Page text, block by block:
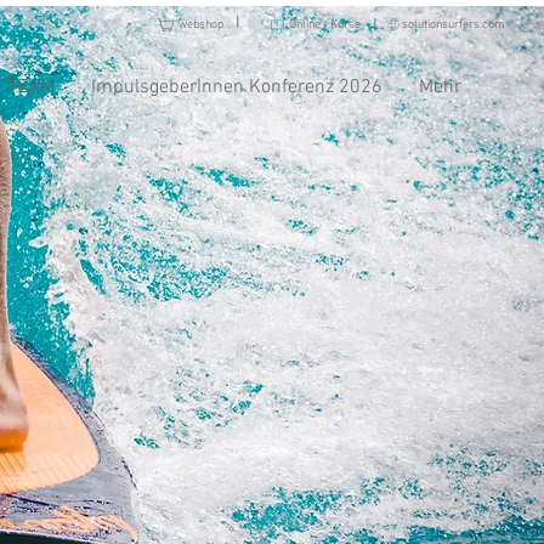
TEAM ImpulsgeberInnen Konferenz 2026 Mehr
I
webshop Online - Kurse
I solutionsurfers.com